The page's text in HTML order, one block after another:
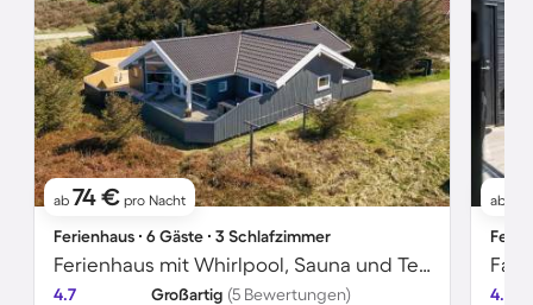
ab 74 € pro Nacht
Ferienhaus ∙ 6 Gäste ∙ 3 Schlafzimmer
Ferienhaus mit Whirlpool, Sauna und Terrasse | Strand in der Nähe | Haustiere erlaubt
4.7 Großartig (5 Bewertungen)
ab
4.6